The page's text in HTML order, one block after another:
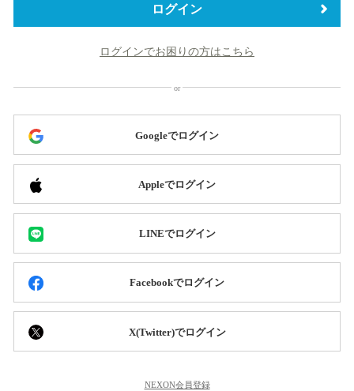
ログイン
ログインでお困りの方はこちら
Googleでログイン
Appleでログイン
LINEでログイン
Facebookでログイン
X(Twitter)でログイン
NEXON会員登録